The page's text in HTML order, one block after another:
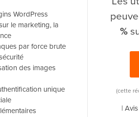
WordPress
le marketing, la
par force brute
des images
unique
%
(cette
|